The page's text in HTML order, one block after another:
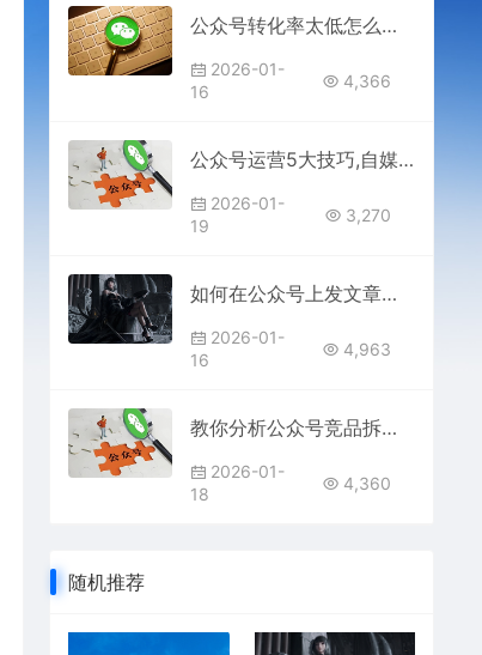
公众号转化率太低怎么办?教你几招方法解决
2026-01-
16
4,366
公众号运营5大技巧,自媒体人非常适用
2026-01-
19
3,270
如何在公众号上发文章？公众号上发文章具体方法
2026-01-
16
4,963
教你分析公众号竞品拆解公众号
2026-01-
18
4,360
随机推荐